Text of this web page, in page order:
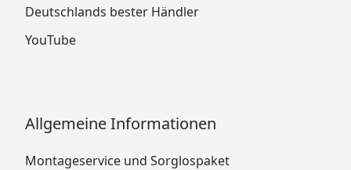
Deutschlands bester Händler
YouTube
Allgemeine Informationen
Montageservice und Sorglospaket